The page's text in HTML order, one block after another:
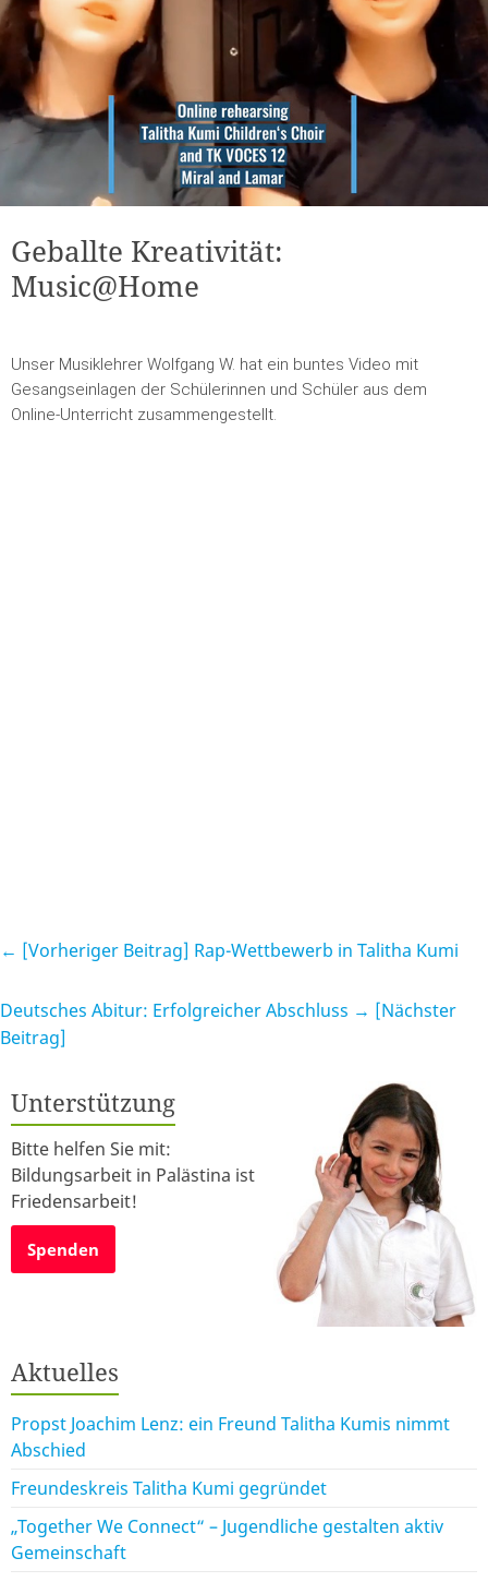
Geballte Kreativität:
Music@Home
Unser Musiklehrer Wolfgang W. hat ein buntes Video mit
Gesangseinlagen der Schülerinnen und Schüler aus dem
Online-Unterricht zusammengestellt.
← [Vorheriger Beitrag] Rap-Wettbewerb in Talitha Kumi
Deutsches Abitur: Erfolgreicher Abschluss → [Nächster
Beitrag]
Unterstützung
Bitte helfen Sie mit:
Bildungsarbeit in Palästina ist
Friedensarbeit!
Spenden
Aktuelles
Propst Joachim Lenz: ein Freund Talitha Kumis nimmt
Abschied
Freundeskreis Talitha Kumi gegründet
„Together We Connect“ – Jugendliche gestalten aktiv
Gemeinschaft